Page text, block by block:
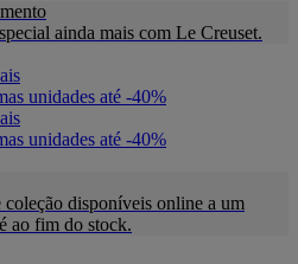
ainda mais com Le Creuset.
unidades até -40%
unidades até -40%
disponíveis online a um
ao fim do stock.